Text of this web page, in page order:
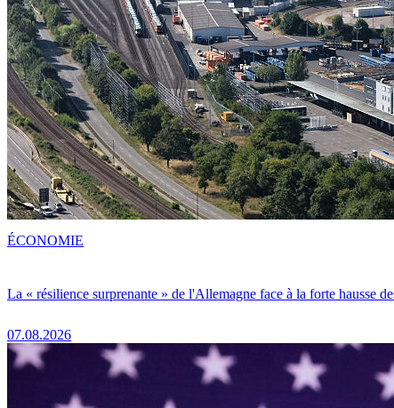
La « résilience surprenante » de l'Allemagne face à la forte hausse
07.08.2026
ÉCONOMIE